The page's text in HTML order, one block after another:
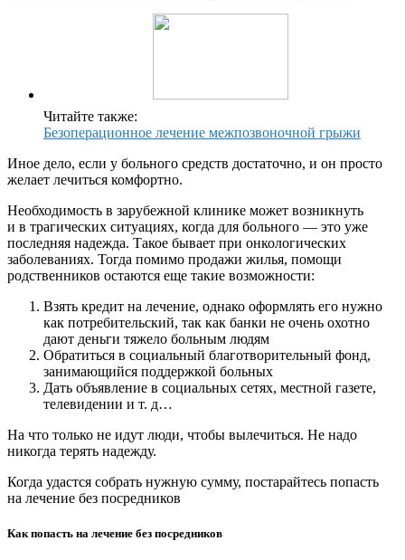
Читайте также:
Безоперационное лечение межпозвоночной грыжи
Иное дело, если у больного средств достаточно, и он просто
желает лечиться комфортно.
Необходимость в зарубежной клинике может возникнуть
и в трагических ситуациях, когда для больного — это уже
последняя надежда. Такое бывает при онкологических
заболеваниях. Тогда помимо продажи жилья, помощи
родственников остаются еще такие возможности:
Взять кредит на лечение, однако оформлять его нужно
как потребительский, так как банки не очень охотно
дают деньги тяжело больным людям
Обратиться в социальный благотворительный фонд,
занимающийся поддержкой больных
Дать объявление в социальных сетях, местной газете,
телевидении и т. д…
На что только не идут люди, чтобы вылечиться. Не надо
никогда терять надежду.
Когда удастся собрать нужную сумму, постарайтесь попасть
на лечение без посредников
Как попасть на лечение без посредников